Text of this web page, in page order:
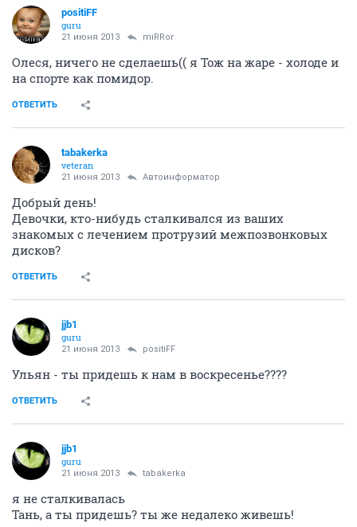
positiFF
guru
21 июня 2013 miRRor
Олеся, ничего не сделаешь(( я Тож на жаре - холоде и
на спорте как помидор.
ОТВЕТИТЬ
tabakerka
veteran
21 июня 2013 Автоинформатор
Добрый день!
Девочки, кто-нибудь сталкивался из ваших
знакомых с лечением протрузий межпозвонковых
дисков?
ОТВЕТИТЬ
jjb1
guru
21 июня 2013 positiFF
Ульян - ты придешь к нам в воскресенье????
ОТВЕТИТЬ
jjb1
guru
21 июня 2013 tabakerka
я не сталкивалась
Тань, а ты придешь? ты же недалеко живешь!